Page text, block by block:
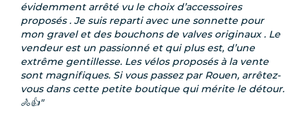
évidemment arrêté vu le choix d’accessoires
proposés . Je suis reparti avec une sonnette pour
mon gravel et des bouchons de valves originaux . Le
vendeur est un passionné et qui plus est, d’une
extrême gentillesse. Les vélos proposés à la vente
sont magnifiques. Si vous passez par Rouen, arrêtez-
vous dans cette petite boutique qui mérite le détour.
🚴👍